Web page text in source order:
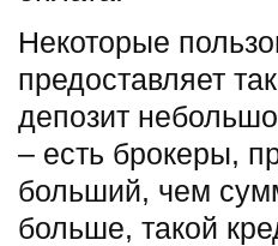
Некоторые
предоставляет
депозит
– есть брокеры,
больший, чем
больше, такой